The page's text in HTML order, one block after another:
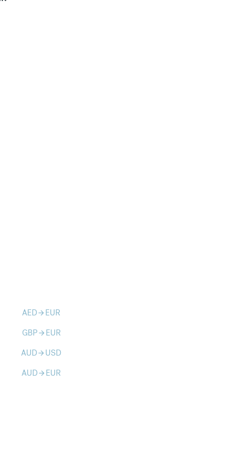
AEDarrow_forward EUR
GBParrow_forward EUR
AUDarrow_forward USD
AUDarrow_forward EUR